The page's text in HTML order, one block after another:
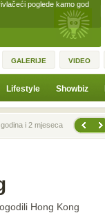
poglede kamo god
GALERIJE VIDEO
Lifestyle Showbiz
i 2 mjeseca
Hong Kong